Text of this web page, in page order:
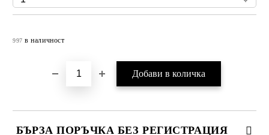
997 в наличност
БЪРЗА ПОРЪЧКА БЕЗ РЕГИСТРАЦИЯ